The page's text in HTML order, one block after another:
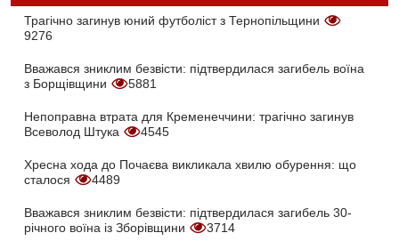
Трагічно загинув юний футболіст з Тернопільщини
9276
Вважався зниклим безвісти: підтвердилася загибель воїна
з Борщівщини
5881
Непоправна втрата для Кременеччини: трагічно загинув
Всеволод Штука
4545
Хресна хода до Почаєва викликала хвилю обурення: що
сталося
4489
Вважався зниклим безвісти: підтвердилася загибель 30-
річного воїна із Зборівщини
3714